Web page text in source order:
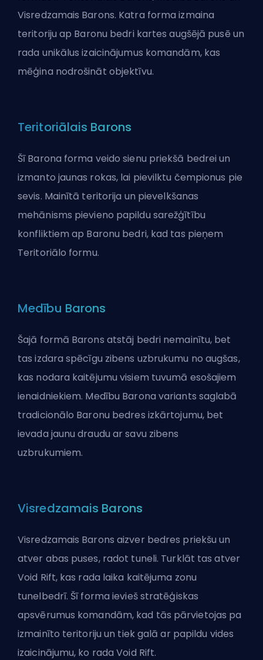
Visredzamais Barons. Katra forma izmaina
teritoriju ap Baronu bedri kartes augšējā pusē un
rada unikālus izaicinājumus komandām, kas
mēģina nodrošināt objektīvu.
Teritoriālais Barons
Šī Barona forma veido sienu priekšā bedrei un
izmanto jaunas rokas, lai pievilktu čempionus pie
sevis. Mainītā teritorija un pievelkšanas
mehānisms pievieno papildu sarežģītību
konfliktiem ap Baronu bedri, kad tas pieņem
Teritoriālo formu.
Medību Barons
Šajā formā Barons atstāj bedri nemainītu, bet
tas izdara spēcīgu zibens uzbrukumu no augšas,
kas nodara kaitējumu visiem tuvumā esošajiem
ienaidniekiem. Medību Barona variants saglabā
tradicionālo Baronu bedres izkārtojumu, bet
ievada jaunu draudu ar savu zibens
uzbrukumiem.
Visredzamais Barons
Visredzamais Barons aizver bedres priekšu un
atver abas puses, radot tuneli. Turklāt tas atver
Void Rift, kas rada laika kaitējuma zonu
tunelbedrī. Šī forma ievieš stratēģiskas
apsvērumus komandām, kad tās pārvietojas pa
izmainīto teritoriju un tiek galā ar papildu vides
izaicinājumu, ko rada Void Rift.